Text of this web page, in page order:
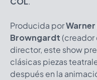
Producida por
Browngardt(creador
director, este show
clásicas piezas
después en la